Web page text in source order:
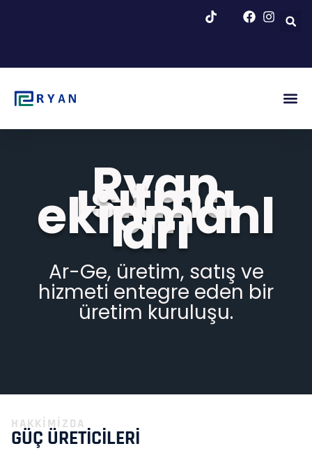
Ryan
ısıtma
ekipmanl
arı
Ar-Ge, üretim, satış ve
hizmeti entegre eden bir
üretim kuruluşu.
HAKKIMIZDA
GÜÇ ÜRETICILERI